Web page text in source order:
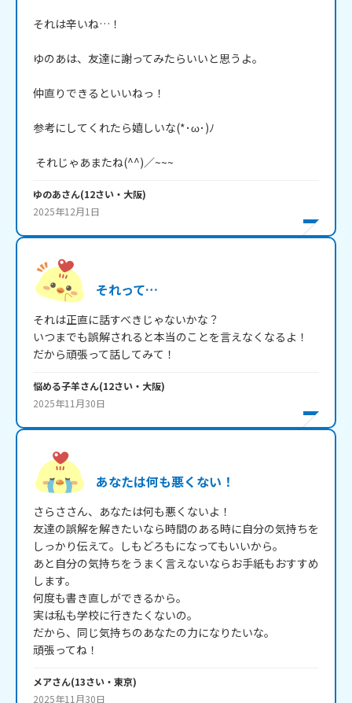
それは辛いね…！
ゆのあは、友達に謝ってみたらいいと思うよ。
仲直りできるといいねっ！
参考にしてくれたら嬉しいな(*･ω･)ﾉ
それじゃあまたね(^^)／~~~
ゆのあさん(12さい・ 大阪)
2025年12月1日
それって…
それは正直に話すべきじゃないかな？
いつまでも誤解されると本当のことを言えなくなるよ！
だから頑張って話してみて！
悩める子羊さん(12さい・ 大阪)
2025年11月30日
あなたは何も悪くない！
さらささん、あなたは何も悪くないよ！
友達の誤解を解きたいなら時間のある時に自分の気持ちを
しっかり伝えて。しもどろもになってもいいから｡
あと自分の気持ちをうまく言えないならお手紙もおすすめ
します。
何度も書き直しができるから。
実は私も学校に行きたくないの。
だから、同じ気持ちのあなたの力になりたいな。
頑張ってね！
メアさん(13さい・ 東京)
2025年11月30日